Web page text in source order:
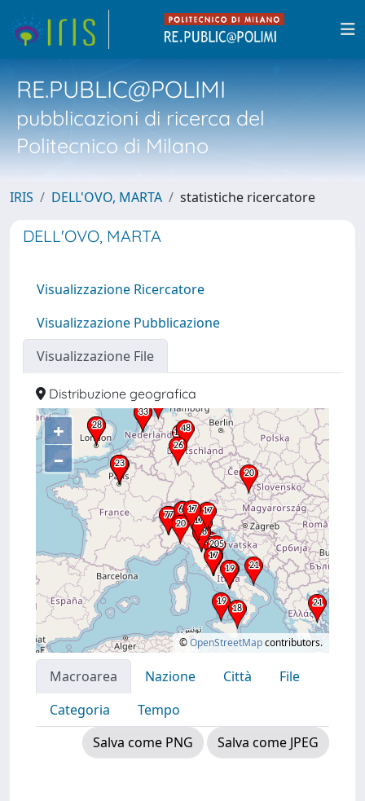
RE.PUBLIC@POLIMI
pubblicazioni di ricerca del
Politecnico di Milano
IRIS DELL'OVO, MARTA statistiche ricercatore
DELL'OVO, MARTA
Visualizzazione Ricercatore
Visualizzazione Pubblicazione
Visualizzazione File
Distribuzione geografica
+
–
©OpenStreetMapcontributors.
Macroarea Nazione Città
File
Categoria
Tempo
Salva come PNG
Salva come JPEG